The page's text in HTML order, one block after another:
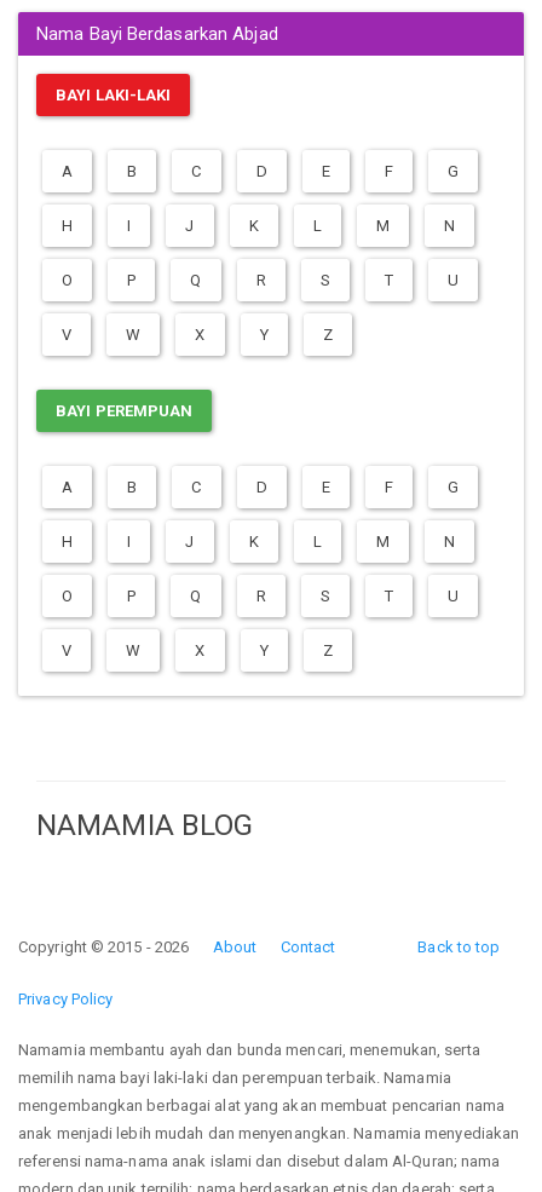
Nama Bayi Berdasarkan Abjad
BAYI LAKI-LAKI
A B C D E F G
H I J K L M N
O P Q R S T U
V W X Y Z
BAYI PEREMPUAN
A B C D E F G
H I J K L M N
O P Q R S T U
V W X Y Z
NAMAMIA BLOG
Back to top
Copyright © 2015 - 2026 About Contact
Privacy Policy
Namamia membantu ayah dan bunda mencari, menemukan, serta
memilih nama bayi laki-laki dan perempuan terbaik. Namamia
mengembangkan berbagai alat yang akan membuat pencarian nama
anak menjadi lebih mudah dan menyenangkan. Namamia menyediakan
referensi nama-nama anak islami dan disebut dalam Al-Quran; nama